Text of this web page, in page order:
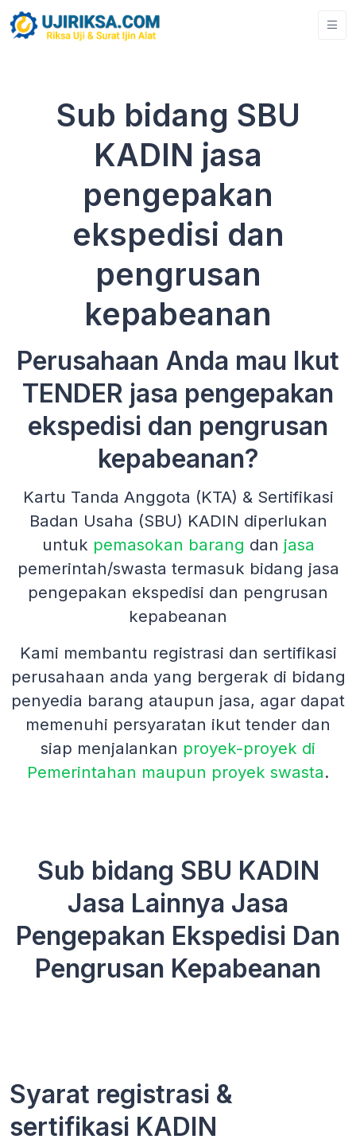
Sub bidang SBU
KADIN jasa
pengepakan
ekspedisi dan
pengrusan
kepabeanan
Perusahaan Anda mau Ikut
TENDER jasa pengepakan
ekspedisi dan pengrusan
kepabeanan?
Kartu Tanda Anggota (KTA) & Sertifikasi
Badan Usaha (SBU) KADIN diperlukan
untuk pemasokan barang dan jasa
pemerintah/swasta termasuk bidang jasa
pengepakan ekspedisi dan pengrusan
kepabeanan
Kami membantu registrasi dan sertifikasi
perusahaan anda yang bergerak di bidang
penyedia barang ataupun jasa, agar dapat
memenuhi persyaratan ikut tender dan
siap menjalankan proyek-proyek di
Pemerintahan maupun proyek swasta.
Sub bidang SBU KADIN
Jasa Lainnya Jasa
Pengepakan Ekspedisi Dan
Pengrusan Kepabeanan
Syarat registrasi &
sertifikasi KADIN